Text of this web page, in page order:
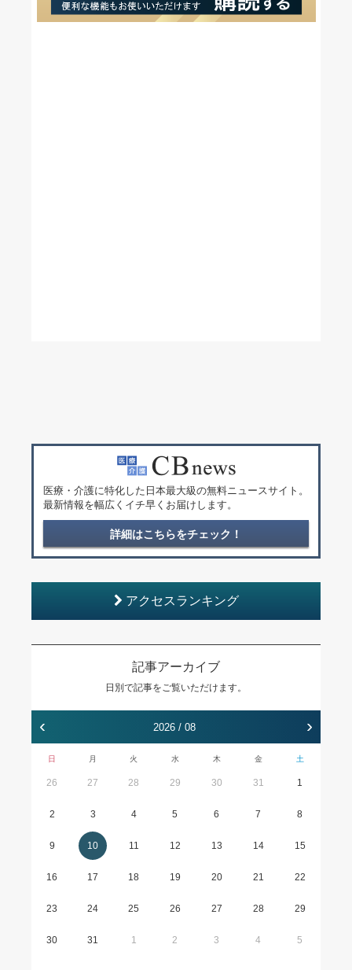
医療・介護に特化した日本最大級の無料ニュースサイト。
最新情報を幅広くイチ早くお届けします。
詳細はこちらをチェック！
アクセスランキング
記事アーカイブ
日別で記事をご覧いただけます。
‹ 2026 / 08 ›
日 月 火 水 木 金 土
26 27 28 29 30 31 1
2 3 4 5 6 7 8
9 10 11 12 13 14 15
16 17 18 19 20 21 22
23 24 25 26 27 28 29
30 31 1 2 3 4 5